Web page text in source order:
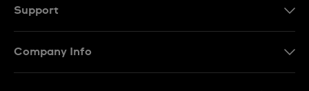
Support
Company Info